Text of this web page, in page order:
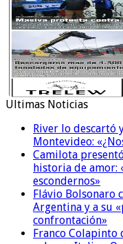
Ultimas Noticias
River lo descartó
Montevideo:
Camilota
historia de amor:
escondernos»
Flávio Bolsonaro
Argentina y a su
confrontación»
Franco